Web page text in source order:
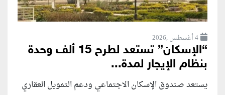
4 أغسطس ,2026
“الإسكان” تستعد لطرح 15 ألف وحدة
بنظام الإيجار لمدة...
يستعد صندوق الإسكان الاجتماعي ودعم التمويل العقاري